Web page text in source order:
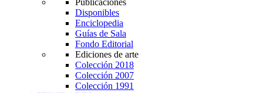
Publicaciones
Disponibles
Enciclopedia
Guías de Sala
Fondo Editorial
Ediciones de arte
Colección 2018
Colección 2007
Colección 1991